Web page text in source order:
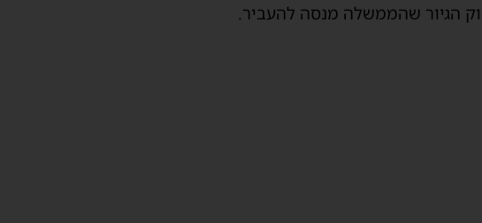
הגיור שהממשלה מנסה להעביר.